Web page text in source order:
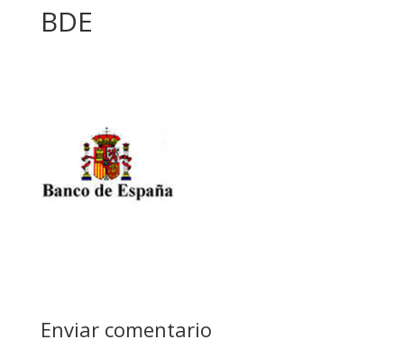
BDE
Enviar comentario